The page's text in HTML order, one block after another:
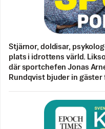
Stjärnor, doldisar,
plats i idrottens värld.
där sportchefen Jonas
Rundqvist bjuder in